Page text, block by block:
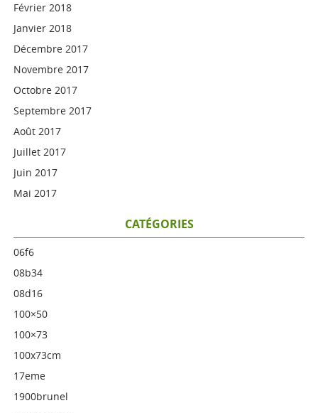
Février 2018
Janvier 2018
Décembre 2017
Novembre 2017
Octobre 2017
Septembre 2017
Août 2017
Juillet 2017
Juin 2017
Mai 2017
CATÉGORIES
06f6
08b34
08d16
100×50
100×73
100x73cm
17eme
1900brunel